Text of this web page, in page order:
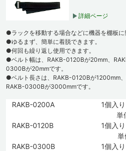
詳細ページ
●ラックを移動する場合などに機器を棚板に
●ゆるまず、簡単に着脱できます。
●何回も繰り返し使用できます。
●ベルト幅は、RAKB-0120Bが20mm、
0300Bが20mmです。
●ベルト長さは、RAKB-0120Bが1200mm
RAKB-0300Bが3000mmです。
RAKB-0200A
1個入り
RAKB-0120B
1個入り
RAKB-0300B
1個入り